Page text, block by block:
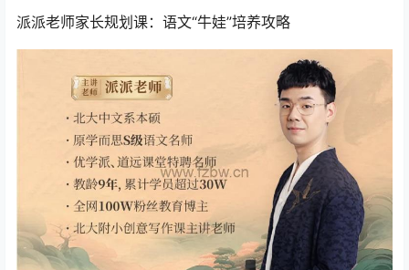
派派老师家长规划课：语文“牛娃”培养攻略